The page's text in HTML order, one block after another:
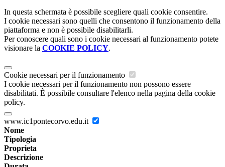
In questa schermata è possibile scegliere quali cookie consentire.
I cookie necessari sono quelli che consentono il funzionamento della
piattaforma e non è possibile disabilitarli.
Per conoscere quali sono i cookie necessari al funzionamento potete
visionare la COOKIE POLICY.
Cookie necessari per il funzionamento
I cookie necessari per il funzionamento non possono essere
disabilitati. È possibile consultare l'elenco nella pagina della cookie
policy.
www.ic1pontecorvo.edu.it
Nome
Tipologia
Proprieta
Descrizione